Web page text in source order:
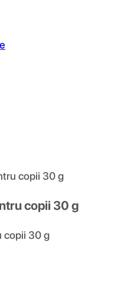
copii 30 g
copii 30 g